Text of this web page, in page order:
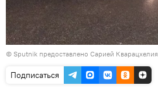
© Sputnik предоставлено Сарией Кварацхелия
Подписаться